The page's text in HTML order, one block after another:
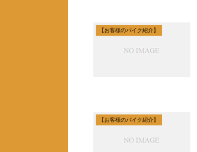
【お客様のバイク紹介】
【お客様のバイク紹介】